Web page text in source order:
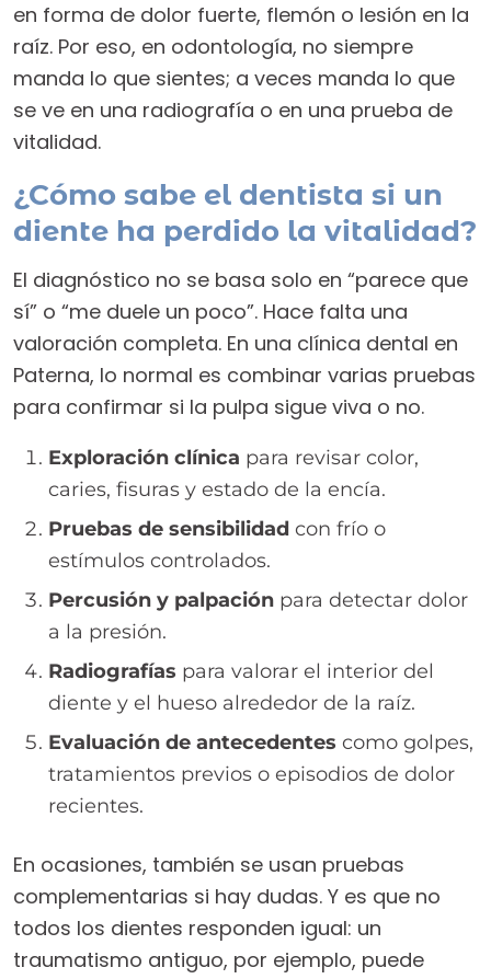
en forma de dolor fuerte, flemón o lesión en la
raíz. Por eso, en odontología, no siempre
manda lo que sientes; a veces manda lo que
se ve en una radiografía o en una prueba de
vitalidad.
¿Cómo sabe el dentista si un
diente ha perdido la vitalidad?
El diagnóstico no se basa solo en “parece que
sí” o “me duele un poco”. Hace falta una
valoración completa. En una clínica dental en
Paterna, lo normal es combinar varias pruebas
para confirmar si la pulpa sigue viva o no.
Exploración clínica para revisar color,
caries, fisuras y estado de la encía.
Pruebas de sensibilidad con frío o
estímulos controlados.
Percusión y palpación para detectar dolor
a la presión.
Radiografías para valorar el interior del
diente y el hueso alrededor de la raíz.
Evaluación de antecedentes como golpes,
tratamientos previos o episodios de dolor
recientes.
En ocasiones, también se usan pruebas
complementarias si hay dudas. Y es que no
todos los dientes responden igual: un
traumatismo antiguo, por ejemplo, puede